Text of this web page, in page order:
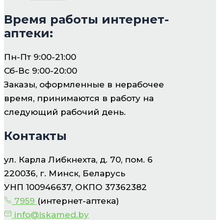
Время работы интернет-
аптеки:
Пн-Пт 9:00-21:00
Сб-Вс 9:00-20:00
Заказы, оформленные в нерабочее
время, принимаются в работу на
следующий рабочий день.
Контакты
ул. Карла Либкнехта, д. 70, пом. 6
220036, г. Минск, Беларусь
УНП 100946637, ОКПО 37362382
7959 (интернет-аптека)
info@iskamed.by